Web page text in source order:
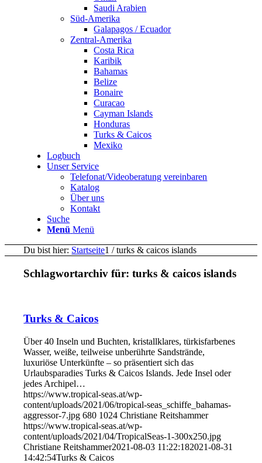
Saudi Arabien
Süd-Amerika
Galapagos / Ecuador
Zentral-Amerika
Costa Rica
Karibik
Bahamas
Belize
Bonaire
Curacao
Cayman Islands
Honduras
Turks & Caicos
Mexiko
Logbuch
Unser Service
Telefonat/Videoberatung vereinbaren
Katalog
Über uns
Kontakt
Suche
Menü Menü
Du bist hier: Startseite1 / turks & caicos islands
Schlagwortarchiv für:turks & caicos islands
Turks & Caicos
Über 40 Inseln und Buchten, kristallklares, türkisfarbenes
Wasser, weiße, teilweise unberührte Sandstrände,
luxuriöse Unterkünfte – so präsentiert sich das
Urlaubsparadies Turks & Caicos Islands. Jede Insel oder
jedes Archipel…
https://www.tropical-seas.at/wp-
content/uploads/2021/06/tropical-seas_schiffe_bahamas-
aggressor-7.jpg 680 1024 Christiane Reitshammer
https://www.tropical-seas.at/wp-
content/uploads/2021/04/TropicalSeas-1-300x250.jpg
Christiane Reitshammer2021-08-03 11:22:182021-08-31
14:42:54Turks & Caicos